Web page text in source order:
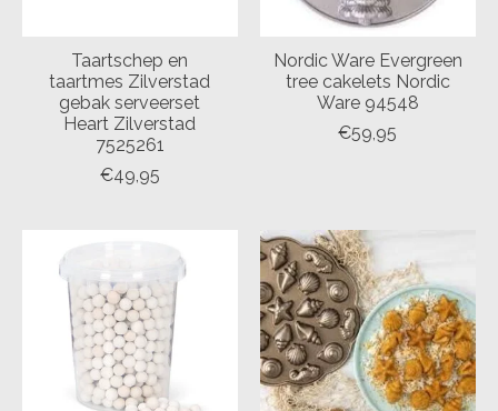
Taartschep en
taartmes Zilverstad
gebak serveerset
Heart Zilverstad
7525261
€49,95
Nordic Ware Evergreen
tree cakelets Nordic
Ware 94548
€59,95